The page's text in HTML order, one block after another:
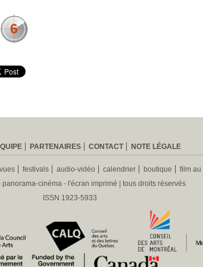
6
PARTENAIRES CONTACT NOTE LÉGALE
festivals audio-vidéo calendrier boutique
film au
cinéma - l'écran imprimé | tous droits réservés
ISSN 1923-5933